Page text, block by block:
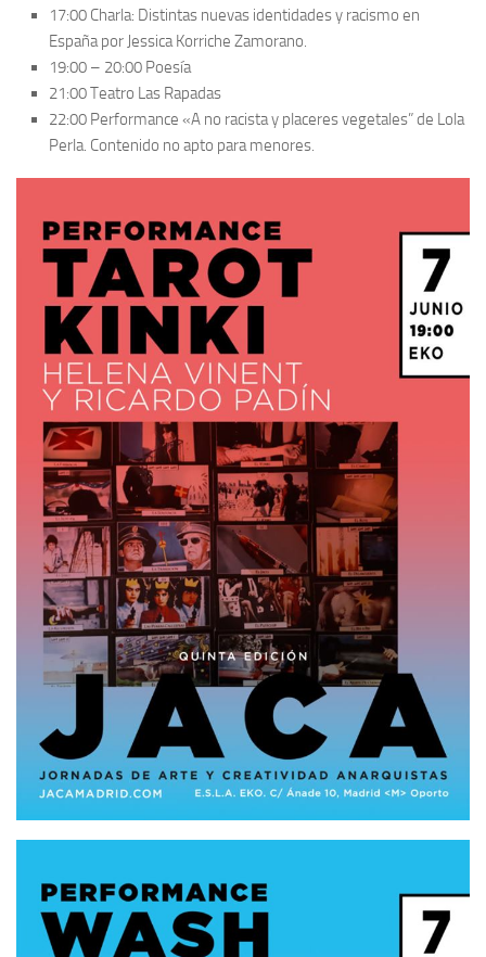
17:00 Charla: Distintas nuevas identidades y racismo en
España por Jessica Korriche Zamorano.
19:00 – 20:00 Poesía
21:00 Teatro Las Rapadas
22:00 Performance «A no racista y placeres vegetales” de Lola
Perla. Contenido no apto para menores.